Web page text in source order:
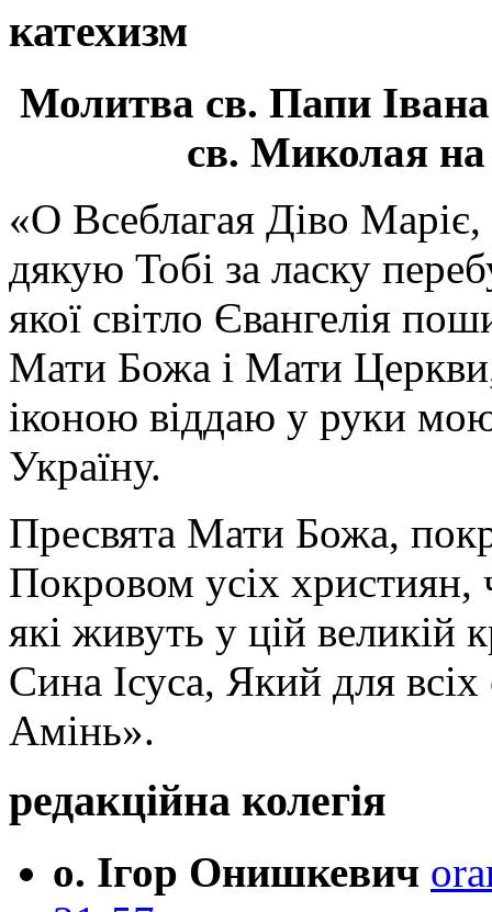
катехизм
Молитва св. Папи
св. Миколая на
«О Всеблагая Діво
дякую Тобі за ласку
якої світло Євангелія
Мати Божа і Мати
іконою віддаю у руки
Україну.
Пресвята Мати Божа,
Покровом усіх християн,
які живуть у цій великій
Сина Ісуса, Який для
Амінь».
редакційна колегія
о. Ігор Онишкевич